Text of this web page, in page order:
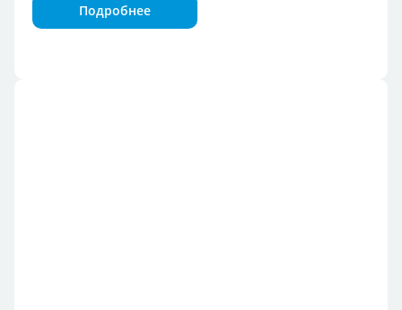
Подробнее